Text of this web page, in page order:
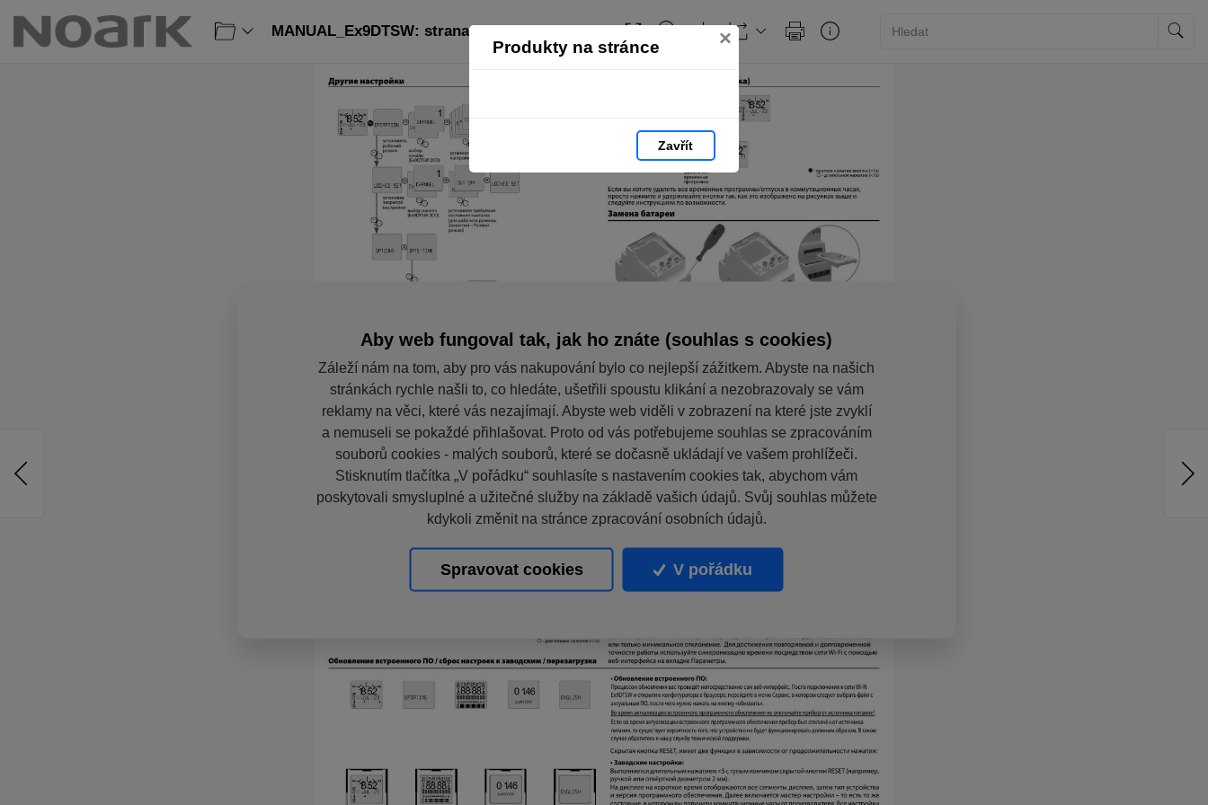
Produkty na stránce ×
Zavřít
MANUAL_Ex9DTSW: strana 47
Aby web fungoval tak, jak ho znáte (souhlas s cookies)
Záleží nám na tom, aby pro vás nakupování bylo co nejlepší zážitkem. Abyste na našich
stránkách rychle našli to, co hledáte, ušetřili spoustu klikání a nezobrazovaly se vám
reklamy na věci, které vás nezajímají. Abyste web viděli v zobrazení na které jste zvyklí
a nemuseli se pokaždé přihlašovat. Proto od vás potřebujeme souhlas se zpracováním
souborů cookies - malých souborů, které se dočasně ukládají ve vašem prohlížeči.
Stisknutím tlačítka „V pořádku“ souhlasíte s nastavením cookies tak, abychom vám
poskytovali smysluplné a užitečné služby na základě vašich údajů. Svůj souhlas můžete
kdykoli změnit na stránce zpracování osobních údajů.
Spravovat cookies V pořádku